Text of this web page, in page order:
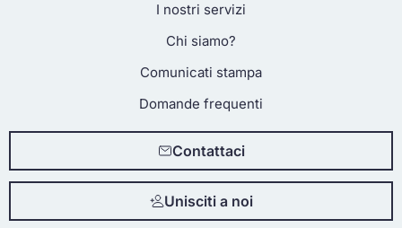
I nostri servizi
Chi siamo?
Comunicati stampa
Domande frequenti
Contattaci
Unisciti a noi